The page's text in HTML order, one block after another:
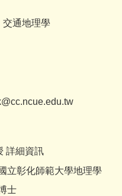
交通地理學
詳細資訊
立彰化師範大學地理學
士